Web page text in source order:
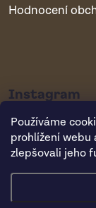
Používáme
prohlížení webu
zlepšovali jeho
Hodnocení
Instagram